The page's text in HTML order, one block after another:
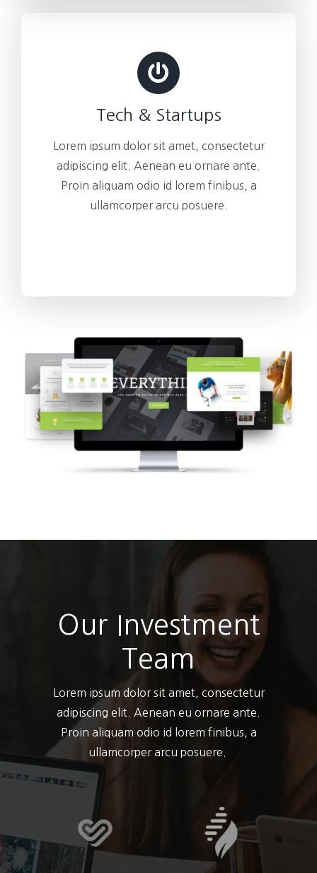
Tech & Startups
Lorem ipsum dolor sit amet, consectetur
adipiscing elit. Aenean eu ornare ante.
Proin aliquam odio id lorem finibus, a
ullamcorper arcu posuere.
Our Investment
Team
Lorem ipsum dolor sit amet, consectetur
adipiscing elit. Aenean eu ornare ante.
Proin aliquam odio id lorem finibus, a
ullamcorper arcu posuere.